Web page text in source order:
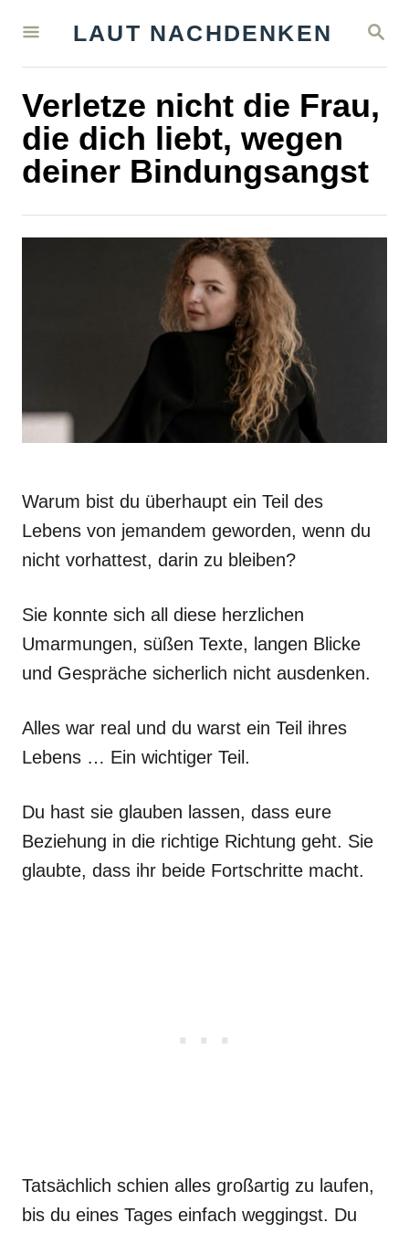
S
A
C
H
LAUT NACHDENKEN
Verletze nicht die Frau,
die dich liebt, wegen
deiner Bindungsangst
Warum bist du überhaupt ein Teil des
Lebens von jemandem geworden, wenn du
nicht vorhattest, darin zu bleiben?
Sie konnte sich all diese herzlichen
Umarmungen, süßen Texte, langen Blicke
und Gespräche sicherlich nicht ausdenken.
Alles war real und du warst ein Teil ihres
Lebens … Ein wichtiger Teil.
Du hast sie glauben lassen, dass eure
Beziehung in die richtige Richtung geht. Sie
glaubte, dass ihr beide Fortschritte macht.
Tatsächlich schien alles großartig zu laufen,
bis du eines Tages einfach weggingst. Du